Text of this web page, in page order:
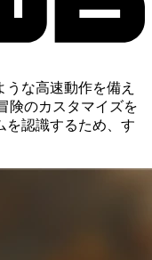
うな高速動作を備え
険のカスタマイズを
を認識するため、す